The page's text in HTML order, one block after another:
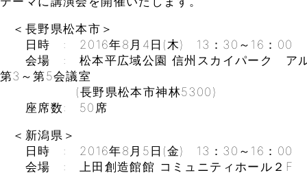
＜長野県松本市＞
日時 : 2016年8月4日(木) 13：30～16：00
会場 : 松本平広域公園 信州スカイパーク ア
第3～第5会議室
(長野県松本市神林5300)
座席数: 50席
＜新潟県＞
日時 : 2016年8月5日(金) 13：30～16：00
会場 : 上田創造館館 コミュニティホール２F